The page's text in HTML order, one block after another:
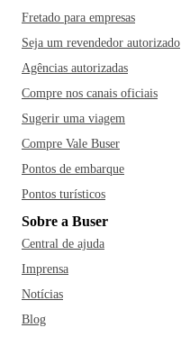
Fretado para empresas
Seja um revendedor autorizado
Agências autorizadas
Compre nos canais oficiais
Sugerir uma viagem
Compre Vale Buser
Pontos de embarque
Pontos turísticos
Sobre a Buser
Central de ajuda
Imprensa
Notícias
Blog